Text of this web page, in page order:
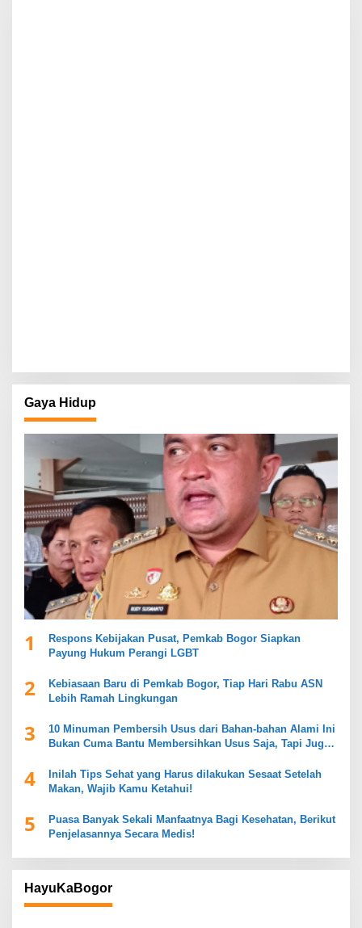
Gaya Hidup
1
Respons Kebijakan Pusat, Pemkab Bogor Siapkan
Payung Hukum Perangi LGBT
2
Kebiasaan Baru di Pemkab Bogor, Tiap Hari Rabu ASN
Lebih Ramah Lingkungan
3
10 Minuman Pembersih Usus dari Bahan-bahan Alami Ini
Bukan Cuma Bantu Membersihkan Usus Saja, Tapi Juga
4
Inilah Tips Sehat yang Harus dilakukan Sesaat Setelah
Makan, Wajib Kamu Ketahui!
5
Puasa Banyak Sekali Manfaatnya Bagi Kesehatan, Berikut
Penjelasannya Secara Medis!
HayuKaBogor